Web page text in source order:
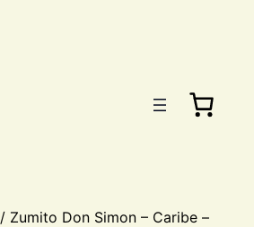
/ Zumito Don Simon – Caribe –